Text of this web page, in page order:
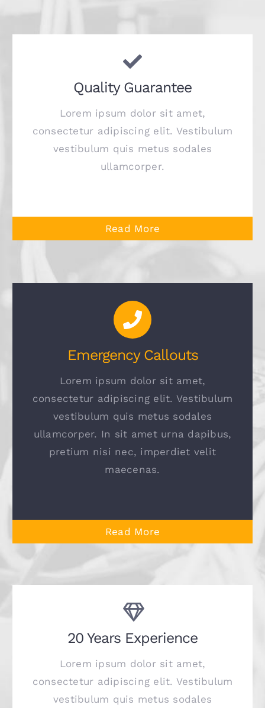
Quality Guarantee
Lorem ipsum dolor sit amet,
consectetur adipiscing elit. Vestibulum
vestibulum quis metus sodales
ullamcorper.
Read More
Emergency Callouts
Lorem ipsum dolor sit amet,
consectetur adipiscing elit. Vestibulum
vestibulum quis metus sodales
ullamcorper. In sit amet urna dapibus,
pretium nisi nec, imperdiet velit
maecenas.
Read More
20 Years Experience
Lorem ipsum dolor sit amet,
consectetur adipiscing elit. Vestibulum
vestibulum quis metus sodales